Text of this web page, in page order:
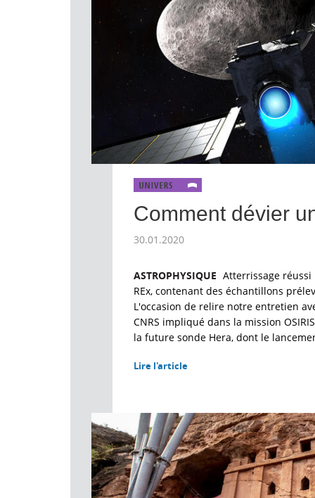
Comment dévier
30.01.2020
ASTROPHYSIQUE Atterrissage réussi
REx, contenant des échantillons
L'occasion de relire notre entretien
CNRS impliqué dans la mission
la future sonde Hera, dont le
Lire l'article